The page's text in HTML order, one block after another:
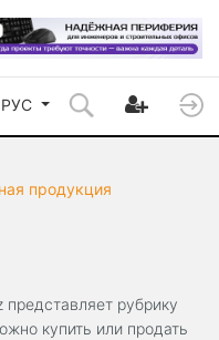
РУС
продукция
рубрику
купить или продать